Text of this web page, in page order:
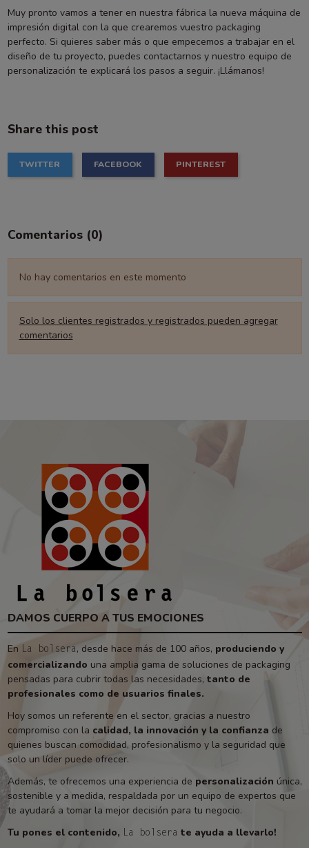
Muy pronto vamos a tener en nuestra fábrica la nueva máquina de
impresión digital con la que crearemos vuestro packaging
perfecto. Si quieres saber más o que empecemos a trabajar en el
diseño de tu proyecto, puedes contactarnos y nuestro equipo de
personalización te explicará los pasos a seguir. ¡Llámanos!
Share this post
TWITTER FACEBOOK PINTEREST
Comentarios (0)
No hay comentarios en este momento
Solo los clientes registrados y registrados pueden agregar
comentarios
DAMOS CUERPO A TUS EMOCIONES
En La bolsera , desde hace más de 100 años, produciendo y
comercializando una amplia gama de soluciones de packaging
pensadas para cubrir todas las necesidades, tanto de
profesionales como de usuarios finales.
Hoy somos un referente en el sector, gracias a nuestro
compromiso con la calidad, la innovación y la confianza de
quienes buscan comodidad, profesionalismo y la seguridad que
solo un líder puede ofrecer.
Además, te ofrecemos una experiencia de personalización única,
sostenible y a medida, respaldada por un equipo de expertos que
te ayudará a tomar la mejor decisión para tu negocio.
Tu pones el contenido, La bolsera te ayuda a llevarlo!